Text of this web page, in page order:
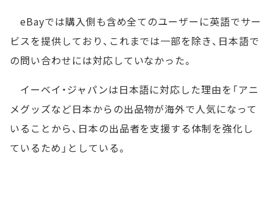
eBayでは購入側も含め全てのユーザーに英語でサー
ビスを提供しており、これまでは一部を除き、日本語で
の問い合わせには対応していなかった。
イーベイ・ジャパンは日本語に対応した理由を「アニ
メグッズなど日本からの出品物が海外で人気になって
いることから、日本の出品者を支援する体制を強化し
ているため」としている。